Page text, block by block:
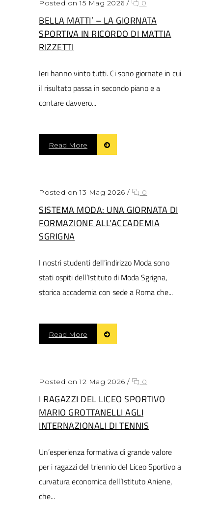
Posted on 15 Mag 2026 / 0
BELLA MATTI’ – LA GIORNATA
SPORTIVA IN RICORDO DI MATTIA
RIZZETTI
Ieri hanno vinto tutti. Ci sono giornate in cui
il risultato passa in secondo piano e a
contare davvero...
Read More
Posted on 13 Mag 2026 / 0
SISTEMA MODA: UNA GIORNATA DI
FORMAZIONE ALL’ACCADEMIA
SGRIGNA
I nostri studenti dell’indirizzo Moda sono
stati ospiti dell’Istituto di Moda Sgrigna,
storica accademia con sede a Roma che...
Read More
Posted on 12 Mag 2026 / 0
I RAGAZZI DEL LICEO SPORTIVO
MARIO GROTTANELLI AGLI
INTERNAZIONALI DI TENNIS
Un’esperienza formativa di grande valore
per i ragazzi del triennio del Liceo Sportivo a
curvatura economica dell’Istituto Aniene,
che...